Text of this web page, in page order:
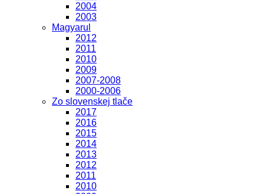
2004
2003
Magyarul
2012
2011
2010
2009
2007-2008
2000-2006
Zo slovenskej tlače
2017
2016
2015
2014
2013
2012
2011
2010